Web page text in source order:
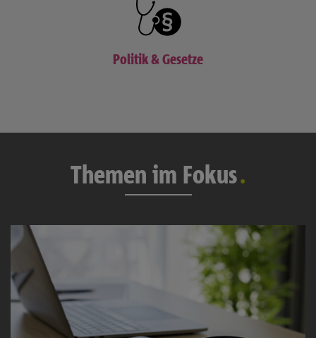
Politik & Gesetze
Themen im Fokus